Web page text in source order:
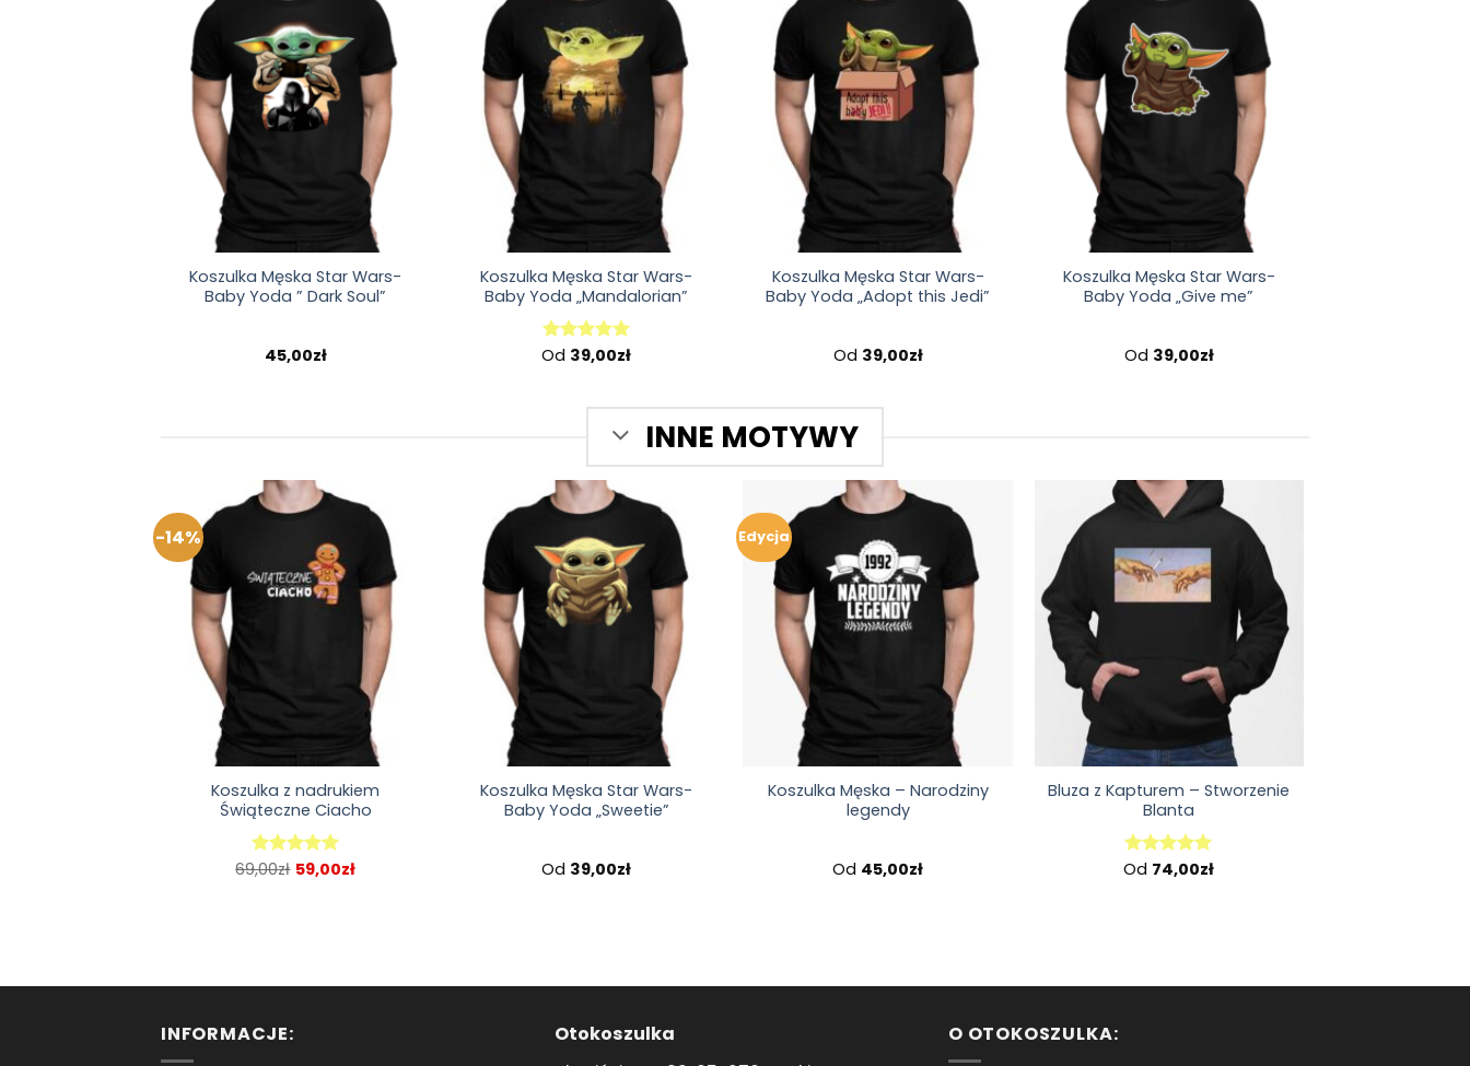
Koszulka Męska Star Wars-
Baby Yoda ” Dark Soul”
45,00zł
Koszulka Męska Star Wars-
Baby Yoda „Mandalorian”
Oceniono
Od 39,00zł
Koszulka Męska Star Wars-
Baby Yoda „Adopt this Jedi”
Od 39,00zł
Koszulka Męska Star Wars-
Baby Yoda „Give me”
Od 39,00zł
INNE MOTYWY
-14%
Koszulka z nadrukiem
Świąteczne Ciacho
Oceniono
69,00zł 59,00zł
Koszulka Męska Star Wars-
Baby Yoda „Sweetie”
Od 39,00zł
Edycja
Koszulka Męska – Narodziny
legendy
Od 45,00zł
Bluza z Kapturem – Stworzenie
Blanta
Oceniono
Od 74,00zł
INFORMACJE:
Otokoszulka
O OTOKOSZULKA: